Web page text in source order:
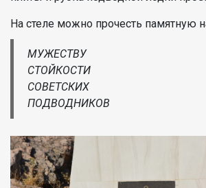
На стеле можно прочесть памятную
МУЖЕСТВУ
СТОЙКОСТИ
СОВЕТСКИХ
ПОДВОДНИКОВ